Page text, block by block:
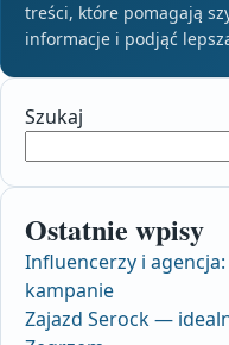
treści, które pomagają
informacje i podjąć
Szukaj
Ostatnie wpisy
Influencerzy i
kampanie
Zajazd Serock —